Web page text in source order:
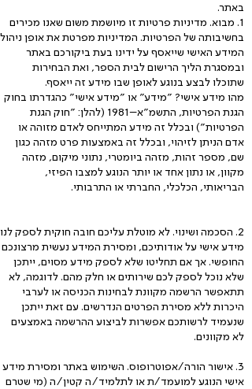
באתר.
1. מבוא. מדיניות פרטיות זו מיושמת משום שאנו מכירים
בחשיבותה של הפרטיות. המדיניות מפרטת את אופן ניהול
המידע האישי שייאסף על ידינו בעת ביקורכם באתר
ובמסגרת הליך הרישום לבית הספר, ואת הבחירות
שתוכלו לבצע בנוגע לאופן שבו מידע זה ייאסף.
מהו מידע אישי? "מידע" או "מידע אישי" כהגדרתו בחוק
הגנת הפרטיות, התשמ"א–1981 (להלן: "חוק הגנת
הפרטיות") ובכלל זה מידע המתייחס לאדם מזוהה או
אדם הניתן לזיהוי, ובכלל זה באמצעות פרט מזהה כגון
שם, מספר זהות, מזהה ביומטרי, נתוני מיקום, מזהה
מקוון, או נתון אחד או יותר הנוגע למצבו הפיזי,
הבריאותי, הכלכלי, החברתי או התרבותי.
2. הסכמה ושינוי. לא מוטלת עליכם חובה חוקית לספק לנו
מידע אישי על אודותיכם, ומסירת המידע נעשית מרצונכם
החופשי. אך אם תחליטו שלא לספק מידע מסוים, ייתכן
שלא נוכל לספק לכם שירותים או חלק מהם. לדוגמה, לא
תתאפשר הרשמה מקוונת לבחינות הכניסה או לערבי
היכרות ללא מסירת הפרטים הנדרשים. עם זאת ייתכן
שנעמיד לרשותכם אפשרות לביצוע ההרשמה באמצעים
לא מקוונים.
3. אישור הורה/אפוטרופוס. השימוש באתר ומסירת מידע
אישי הנוגע למועמד/ת או לתלמיד/ה קטין/ה (מי שטרם